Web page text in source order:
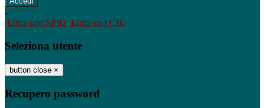
-
Entra con SPID Entra con CIE
Seleziona utente
button close ×
Recupero password